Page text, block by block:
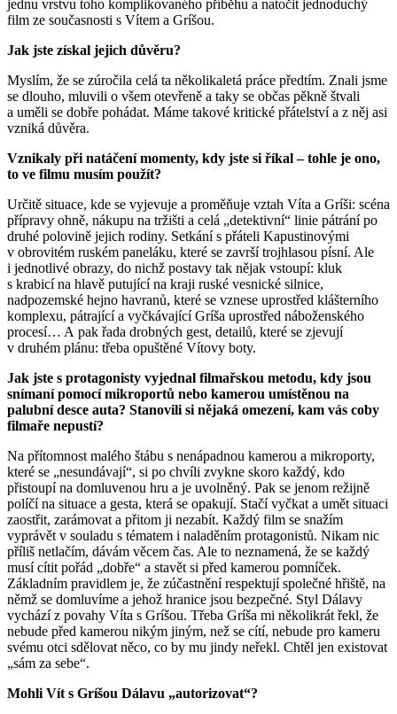
jednu vrstvu toho komplikovaného příběhu a natočit jednoduchý
film ze současnosti s Vítem a Gríšou.
Jak jste získal jejich důvěru?
Myslím, že se zúročila celá ta několikaletá práce předtím. Znali jsme
se dlouho, mluvili o všem otevřeně a taky se občas pěkně štvali
a uměli se dobře pohádat. Máme takové kritické přátelství a z něj asi
vzniká důvěra.
Vznikaly při natáčení momenty, kdy jste si říkal – tohle je ono,
to ve filmu musím použít?
Určitě situace, kde se vyjevuje a proměňuje vztah Víta a Gríši: scéna
přípravy ohně, nákupu na tržišti a celá „detektivní“ linie pátrání po
druhé polovině jejich rodiny. Setkání s přáteli Kapustinovými
v obrovitém ruském paneláku, které se završí trojhlasou písní. Ale
i jednotlivé obrazy, do nichž postavy tak nějak vstoupí: kluk
s krabicí na hlavě putující na kraji ruské vesnické silnice,
nadpozemské hejno havranů, které se vznese uprostřed klášterního
komplexu, pátrající a vyčkávající Gríša uprostřed náboženského
procesí… A pak řada drobných gest, detailů, které se zjevují
v druhém plánu: třeba opuštěné Vítovy boty.
Jak jste s protagonisty vyjednal filmařskou metodu, kdy jsou
snímaní pomocí mikroportů nebo kamerou umístěnou na
palubní desce auta? Stanovili si nějaká omezení, kam vás coby
filmaře nepustí?
Na přítomnost malého štábu s nenápadnou kamerou a mikroporty,
které se „nesundávají“, si po chvíli zvykne skoro každý, kdo
přistoupí na domluvenou hru a je uvolněný. Pak se jenom režijně
políčí na situace a gesta, která se opakují. Stačí vyčkat a umět situaci
zaostřit, zarámovat a přitom ji nezabít. Každý film se snažím
vyprávět v souladu s tématem i naladěním protagonistů. Nikam nic
příliš netlačím, dávám věcem čas. Ale to neznamená, že se každý
musí cítit pořád „dobře“ a stavět si před kamerou pomníček.
Základním pravidlem je, že zúčastnění respektují společné hřiště, na
němž se domluvíme a jehož hranice jsou bezpečné. Styl Dálavy
vychází z povahy Víta s Gríšou. Třeba Gríša mi několikrát řekl, že
nebude před kamerou nikým jiným, než se cítí, nebude pro kameru
svému otci sdělovat něco, co by mu jindy neřekl. Chtěl jen existovat
„sám za sebe“.
Mohli Vít s Gríšou Dálavu „autorizovat“?